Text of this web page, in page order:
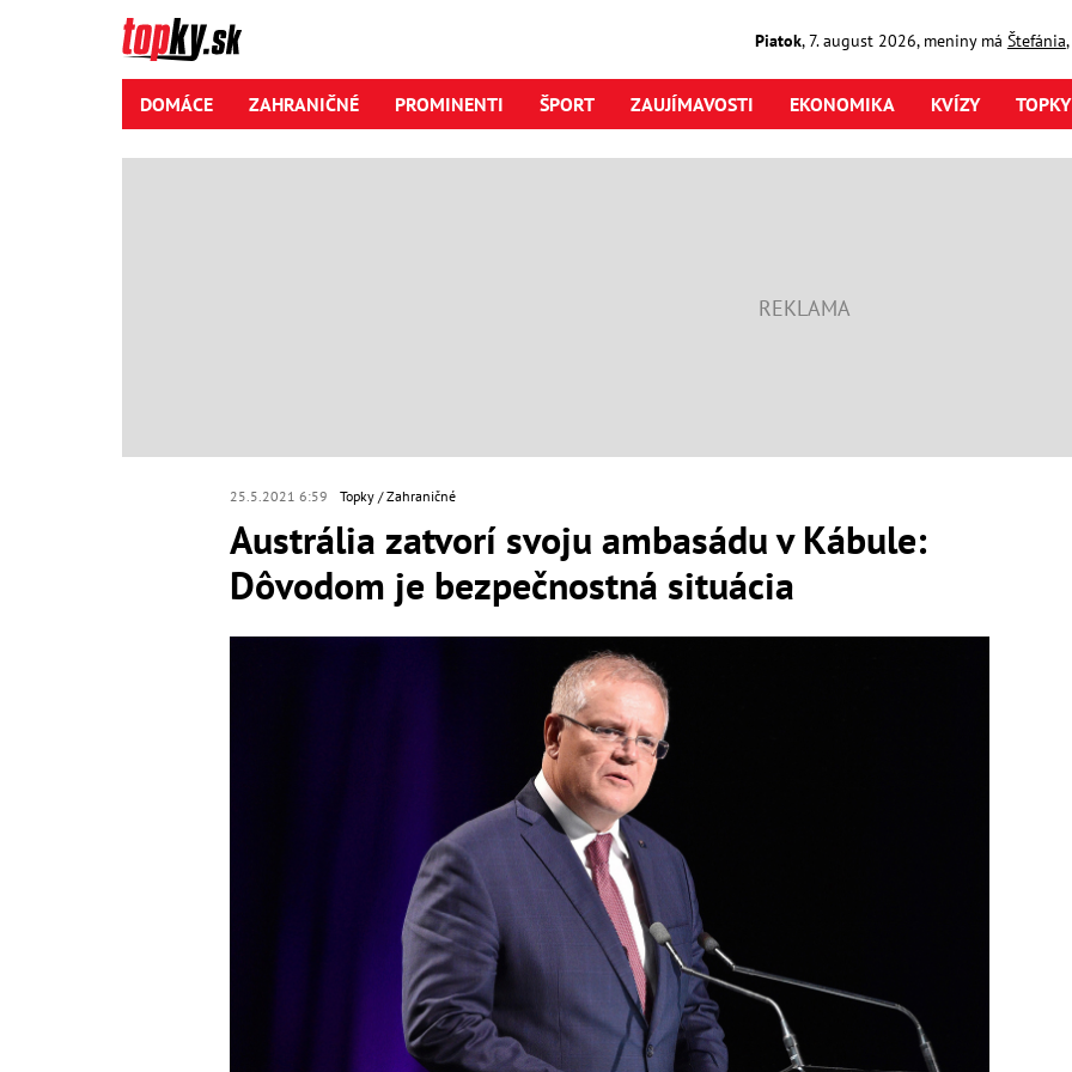
Piatok,7. august2026, meniny má Štefánia
DOMÁCE ZAHRANIČNÉ PROMINENTI ŠPORT ZAUJÍMAVOSTI EKONOMIKA KVÍZY
25.5.2021 6:59 Topky Zahraničné
Austrália zatvorí svoju ambasádu v Kábule:
Dôvodom je bezpečnostná situácia